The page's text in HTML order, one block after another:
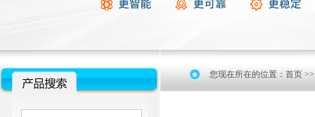
您现在所在的位置： 首页